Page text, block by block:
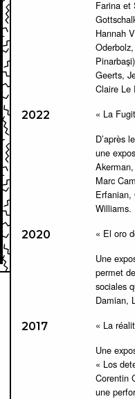
Farina et
Hannah
Geerts,
Claire Le
2022
« La
D’après
une
Marc
Erfanian,
Williams.
2020
« El oro
Une
permet
sociales
Damian,
2017
« La
Une
« Los
Corentin
une